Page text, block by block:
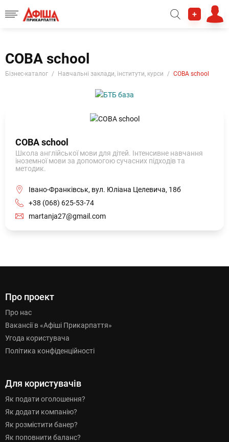
+
СОВА school
Бізнес-каталог Навчальні заклади, інститути, курси СОВА school
СОВА school
Школа англійської мови для дітей. Інтенсивне навчання
іноземної мови за допомогою сучасних підходів та
методик.
Івано-Франківськ, вул. Юліана Целевича, 18б
+38 (068) 625-53-74
martanja27@gmail.com
Про проект
Про нас
Вакансії в «Афіші Прикарпаття»
Угода користувача
Політика конфіденційності
Для користувачів
Як подати оголошення?
Як додати компанію?
Як розмістити банер?
Як поповнити баланс?